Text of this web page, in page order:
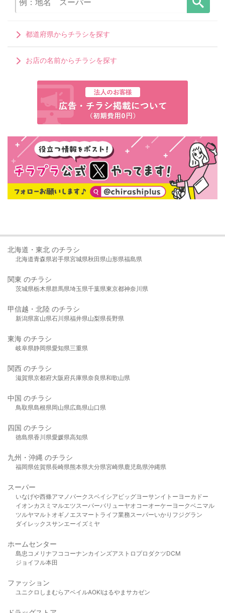
都道府県からチラシを探す
お店の名前からチラシを探す
北海道・東北 のチラシ
北海道青森県岩手県宮城県秋田県山形県福島県
関東 のチラシ
茨城県栃木県群馬県埼玉県千葉県東京都神奈川県
甲信越・北陸 のチラシ
新潟県富山県石川県福井県山梨県長野県
東海 のチラシ
岐阜県静岡県愛知県三重県
関西 のチラシ
滋賀県京都府大阪府兵庫県奈良県和歌山県
中国 のチラシ
鳥取県島根県岡山県広島県山口県
四国 のチラシ
徳島県香川県愛媛県高知県
九州・沖縄 のチラシ
福岡県佐賀県長崎県熊本県大分県宮崎県鹿児島県沖縄県
スーパー
いなげや西條アマノパークスベイシア ビッグヨーサンイトーヨーカドー
イオンカスミ マルエツスーパーバリューヤオコーオーケー ヨークベニマル
ツルヤマルト オギノ エスマート ライフ業務スーパーいかり フジグラン
ダイレックスサンエーイズミヤ
ホームセンター
島忠 コメリ ナフコ コーナンカインズアストロプロダクツDCM
ジョイフル本田
ファッション
ユニクロ しまむら アベイルAOKIはるやま サカゼン